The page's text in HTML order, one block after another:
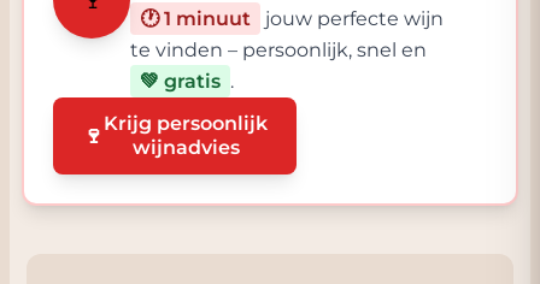
🕐 1 minuut
jouw perfecte wijn
te vinden – persoonlijk, snel en
💚 gratis .
🍷 Krijg persoonlijk
wijnadvies